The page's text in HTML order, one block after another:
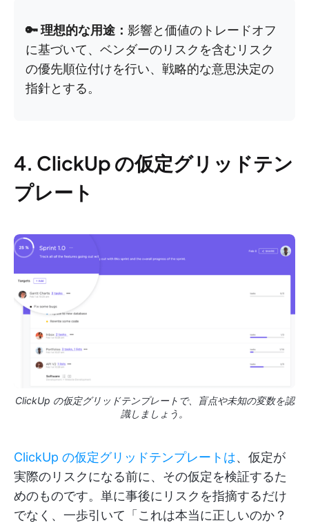
🔑 理想的な用途： 影響と価値のトレードオフ
に基づいて、ベンダーのリスクを含むリスク
の優先順位付けを行い、戦略的な意思決定の
指針とする。
4. ClickUp の仮定グリッドテン
プレート
ClickUp の仮定グリッドテンプレートで、盲点や未知の変数を認
識しましょう。
ClickUp の仮定グリッドテンプレートは、仮定が
実際のリスクになる前に、その仮定を検証するた
めのものです。単に事後にリスクを指摘するだけ
でなく、一歩引いて「これは本当に正しいのか？